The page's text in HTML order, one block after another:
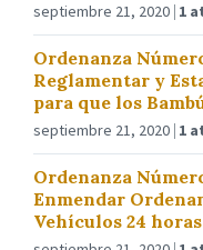
septiembre 21, 2020 1
Ordenanza
Reglamentar y
para que los
septiembre 21, 2020 1
Ordenanza
Enmendar
Vehículos 24